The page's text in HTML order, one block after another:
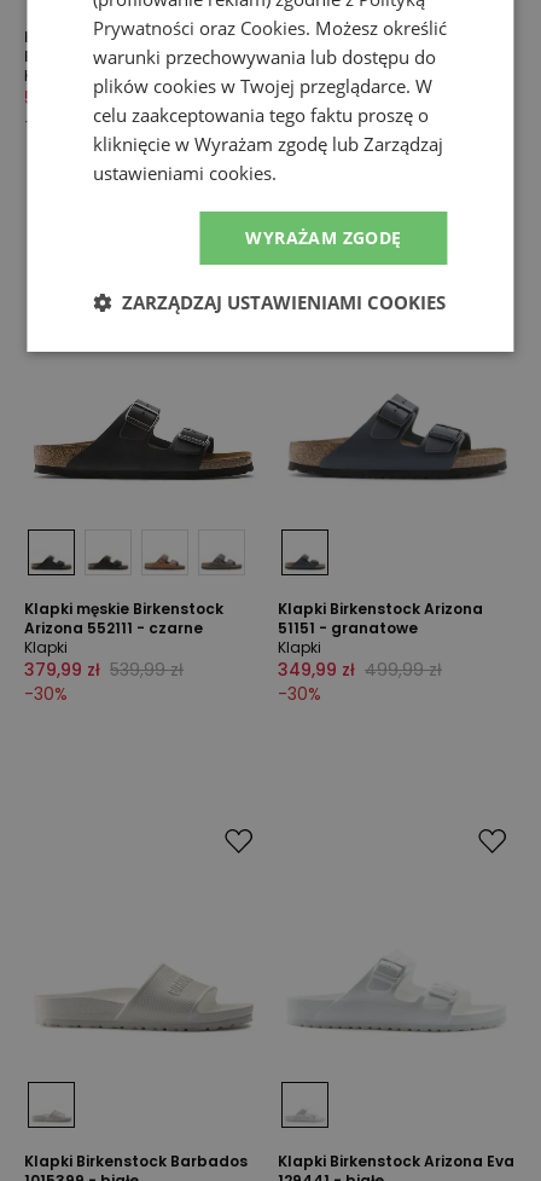
Klapki męskie Birkenstock
Boston 860131 - brązowe
Klapki
539,99 zł 679,99 zł
-
Japonki unisex Birkenstock
Gizeh Essentials 128201 -
czarne
Japonki
179,99 zł 229,99 zł
-22%
Klapki męskie Birkenstock
Arizona 552111 - czarne
Klapki
379,99 zł 539,99 zł
-30%
Klapki Birkenstock Arizona
51151 - granatowe
Klapki
349,99 zł 499,99 zł
-30%
Klapki Birkenstock Barbados
Klapki Birkenstock Arizona Eva
Prywatności oraz Cookies. Możesz określić
warunki przechowywania lub dostępu do
plików cookies w Twojej przeglądarce. W
celu zaakceptowania tego faktu proszę o
kliknięcie w Wyrażam zgodę lub Zarządzaj
ustawieniami cookies.
WYRAŻAM ZGODĘ
ZARZĄDZAJ USTAWIENIAMI COOKIES